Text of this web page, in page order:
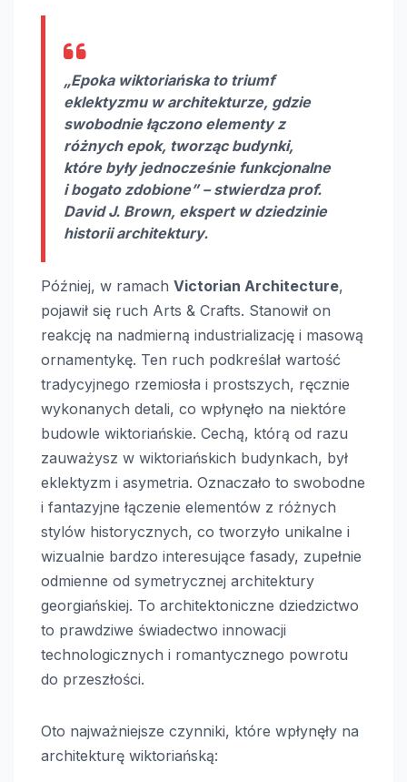
„Epoka wiktoriańska to triumf
eklektyzmu w architekturze, gdzie
swobodnie łączono elementy z
różnych epok, tworząc budynki,
które były jednocześnie funkcjonalne
i bogato zdobione” – stwierdza prof.
David J. Brown, ekspert w dziedzinie
historii architektury.
Później, w ramach Victorian Architecture,
pojawił się ruch Arts & Crafts. Stanowił on
reakcję na nadmierną industrializację i masową
ornamentykę. Ten ruch podkreślał wartość
tradycyjnego rzemiosła i prostszych, ręcznie
wykonanych detali, co wpłynęło na niektóre
budowle wiktoriańskie. Cechą, którą od razu
zauważysz w wiktoriańskich budynkach, był
eklektyzm i asymetria. Oznaczało to swobodne
i fantazyjne łączenie elementów z różnych
stylów historycznych, co tworzyło unikalne i
wizualnie bardzo interesujące fasady, zupełnie
odmienne od symetrycznej architektury
georgiańskiej. To architektoniczne dziedzictwo
to prawdziwe świadectwo innowacji
technologicznych i romantycznego powrotu
do przeszłości.
Oto najważniejsze czynniki, które wpłynęły na
architekturę wiktoriańską: